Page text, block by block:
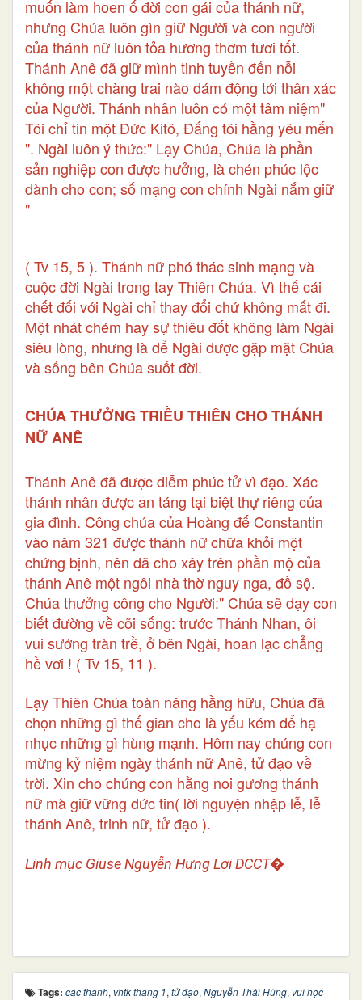
muốn làm hoen ố đời con gái của thánh nữ,
nhưng Chúa luôn gìn giữ Người và con người
của thánh nữ luôn tỏa hương thơm tươi tốt.
Thánh Anê đã giữ mình tinh tuyền đến nỗi
không một chàng trai nào dám động tới thân xác
của Người. Thánh nhân luôn có một tâm niệm"
Tôi chỉ tin một Ðức Kitô, Ðấng tôi hằng yêu mến
". Ngài luôn ý thức:" Lạy Chúa, Chúa là phần
sản nghiệp con được hưởng, là chén phúc lộc
dành cho con; số mạng con chính Ngài nắm giữ
"
( Tv 15, 5 ). Thánh nữ phó thác sinh mạng và
cuộc đời Ngài trong tay Thiên Chúa. Vì thế cái
chết đối với Ngài chỉ thay đổi chứ không mất đi.
Một nhát chém hay sự thiêu đốt không làm Ngài
siêu lòng, nhưng là để Ngài được gặp mặt Chúa
và sống bên Chúa suốt đời.
CHÚA THƯỞNG TRIỀU THIÊN CHO THÁNH
NỮ ANÊ
Thánh Anê đã được diễm phúc tử vì đạo. Xác
thánh nhân được an táng tại biệt thự riêng của
gia đình. Công chúa của Hoàng đế Constantin
vào năm 321 được thánh nữ chữa khỏi một
chứng bịnh, nên đã cho xây trên phần mộ của
thánh Anê một ngôi nhà thờ nguy nga, đồ sộ.
Chúa thưởng công cho Người:" Chúa sẽ dạy con
biết đường về cõi sống: trước Thánh Nhan, ôi
vui sướng tràn trề, ở bên Ngài, hoan lạc chẳng
hề vơi ! ( Tv 15, 11 ).
Lạy Thiên Chúa toàn năng hằng hữu, Chúa đã
chọn những gì thế gian cho là yếu kém để hạ
nhục những gì hùng mạnh. Hôm nay chúng con
mừng kỷ niệm ngày thánh nữ Anê, tử đạo về
trời. Xin cho chúng con hằng noi gương thánh
nữ mà giữ vững đức tin( lời nguyện nhập lễ, lễ
thánh Anê, trinh nữ, tử đạo ).
Linh mục Giuse Nguyễn Hưng Lợi DCCT�
Tags: các thánh, vhtk tháng 1,tử đạo,Nguyễn Thái Hùng, vui học